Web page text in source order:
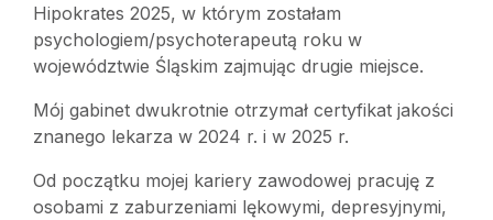
Hipokrates 2025, w którym zostałam
psychologiem/psychoterapeutą roku w
województwie Śląskim zajmując drugie miejsce.
Mój gabinet dwukrotnie otrzymał certyfikat jakości
znanego lekarza w 2024 r. i w 2025 r.
Od początku mojej kariery zawodowej pracuję z
osobami z zaburzeniami lękowymi, depresyjnymi,